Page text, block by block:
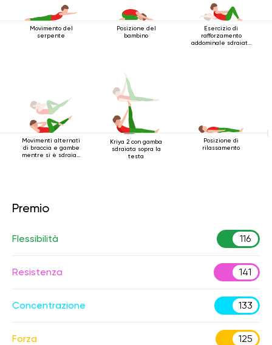
Movimento del
serpente
Posizione del
bambino
Esercizio di
rafforzamento
addominale sdraiato
Movimenti alternati
di braccia e gambe
mentre si è sdraiati
Kriya 2 con gamba
sdraiata sopra la
testa
Posizione di
rilassamento
Premio
Flessibilità 116
Resistenza 141
Concentrazione 133
Forza 125